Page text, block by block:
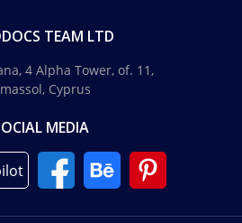
TEAM LTD
4 Alpha Tower, of. 11,
Cyprus
MEDIA